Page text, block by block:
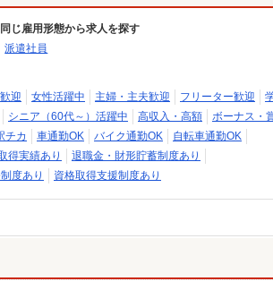
同じ雇用形態から求人を探す
派遣社員
迎 女性活躍中 主婦・主夫歓迎 フリーター歓迎
シニア（60代～）活躍中 高収入・高額
ボーナス・
チカ 車通勤OK バイク通勤OK
自転車通勤OK
得実績あり
退職金・財形貯蓄制度あり
度あり 資格取得支援制度あり